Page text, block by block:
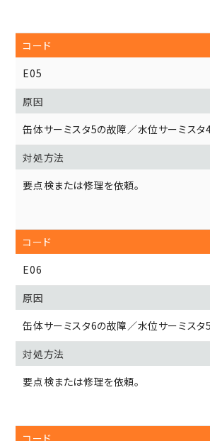
E05
缶体サーミスタ5の故障／水位サーミスタ
要点検または修理を依頼。
E06
缶体サーミスタ6の故障／水位サーミスタ
要点検または修理を依頼。